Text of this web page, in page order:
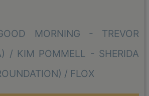
MORNING - TREVOR
/ KIM POMMELL - SHERIDA
/ FLOX